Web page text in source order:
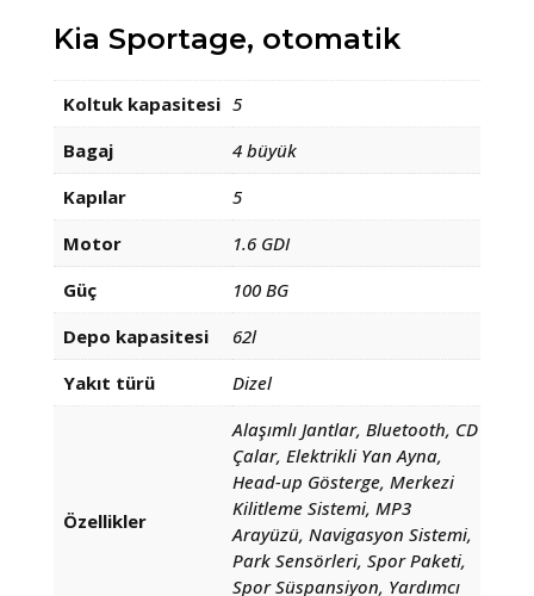
Kia Sportage, otomatik
Koltuk kapasitesi 5
Bagaj
4 büyük
Kapılar
5
Motor
1.6 GDI
Güç
100 BG
Depo kapasitesi
62l
Yakıt türü
Dizel
Özellikler
Alaşımlı Jantlar, Bluetooth, CD
Çalar, Elektrikli Yan Ayna,
Head-up Gösterge, Merkezi
Kilitleme Sistemi, MP3
Arayüzü, Navigasyon Sistemi,
Park Sensörleri, Spor Paketi,
Spor Süspansiyon, Yardımcı